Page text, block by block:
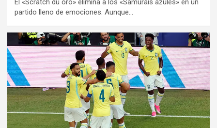
El «Scratch du oro» elimina a los «Samuráis azules» en un
partido lleno de emociones. Aunque…